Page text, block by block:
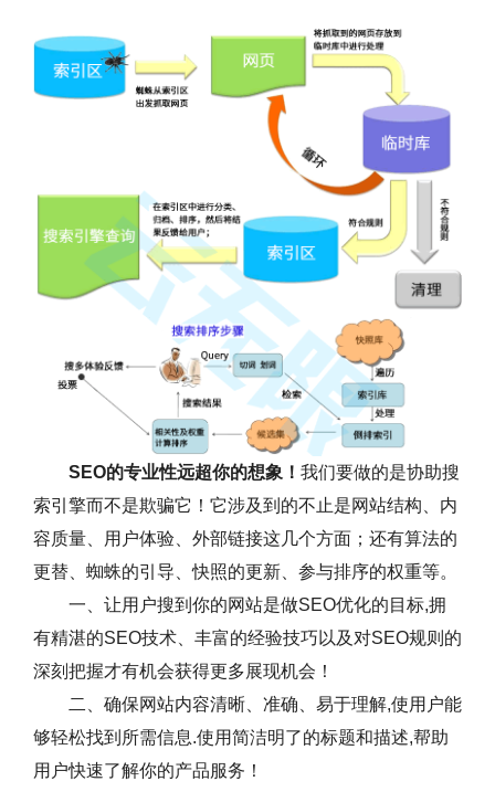
SEO的专业性远超你的想象！ 我们要做的是协助搜
索引擎而不是欺骗它！它涉及到的不止是网站结构、内
容质量、用户体验、外部链接这几个方面；还有算法的
更替、蜘蛛的引导、快照的更新、参与排序的权重等。
一、让用户搜到你的网站是做SEO优化的目标,拥
有精湛的SEO技术、丰富的经验技巧以及对SEO规则的
深刻把握才有机会获得更多展现机会！
二、确保网站内容清晰、准确、易于理解,使用户能
够轻松找到所需信息.使用简洁明了的标题和描述,帮助
用户快速了解你的产品服务！